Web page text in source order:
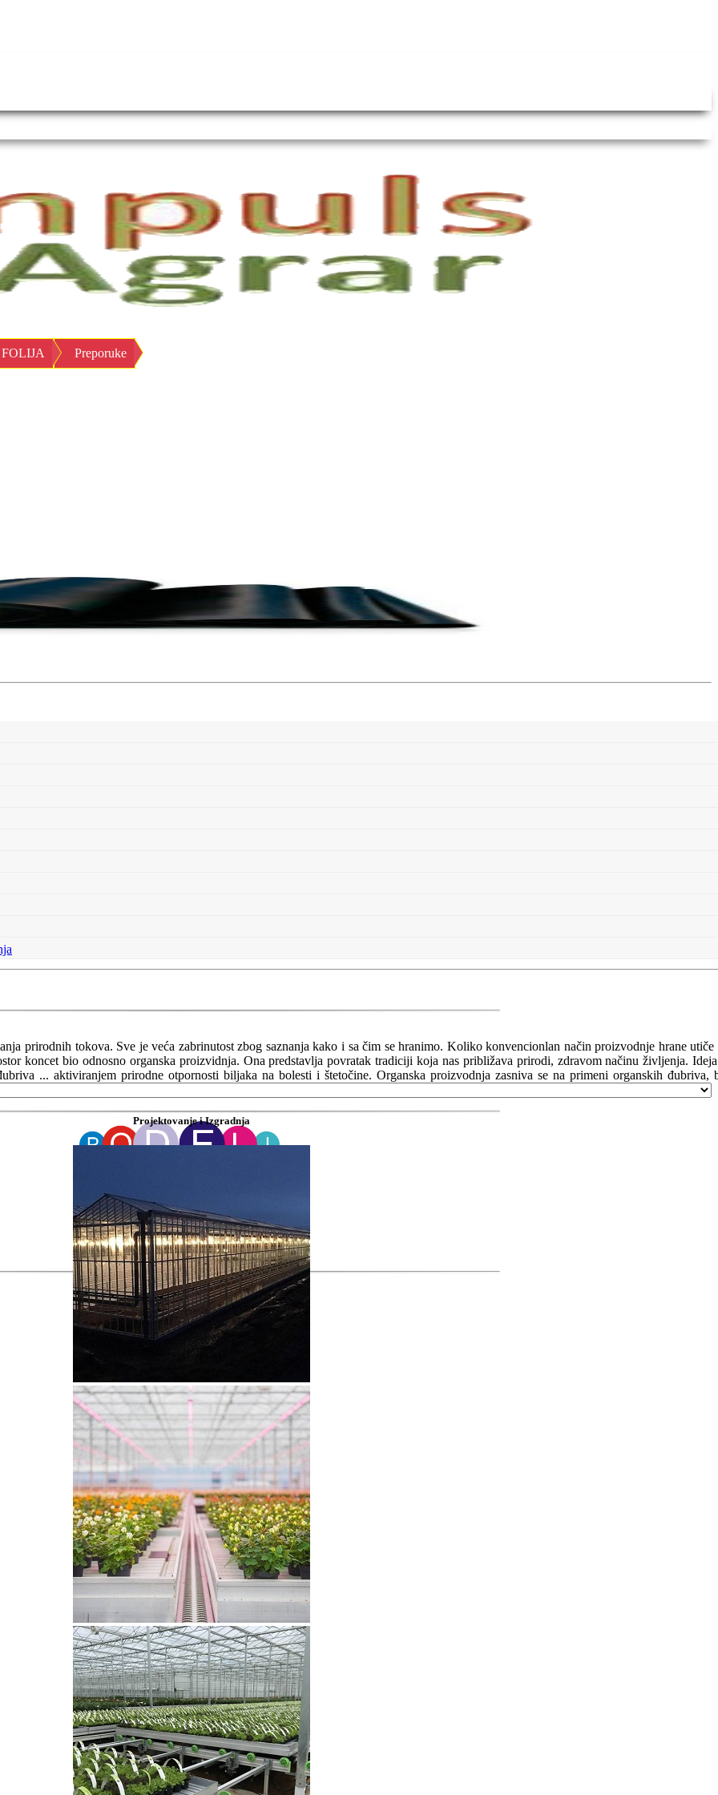
prirodnih tokova. Sve je veća zabrinutost zbog saznanja kako i sa čim se hranimo. Koliko konvencionlan način proizvodnje hrane utiče
koncet bio odnosno organska proizvidnja. Ona predstavlja povratak tradiciji koja nas približava prirodi, zdravom načinu življenja.
... aktiviranjem prirodne otpornosti biljaka na bolesti i štetočine. Organska proizvodnja zasniva se na primeni organskih đubriva,
Projektovanje i Izgradnja
Preporuke